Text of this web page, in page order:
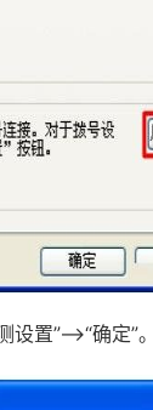
置”——>“确定”。